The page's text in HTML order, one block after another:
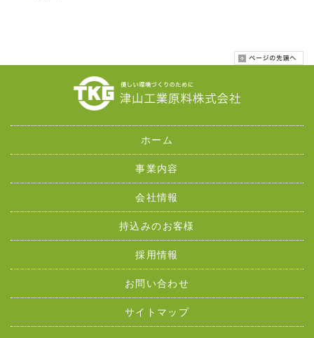
ホーム
事業内容
会社情報
持込みのお客様
採用情報
お問い合わせ
サイトマップ